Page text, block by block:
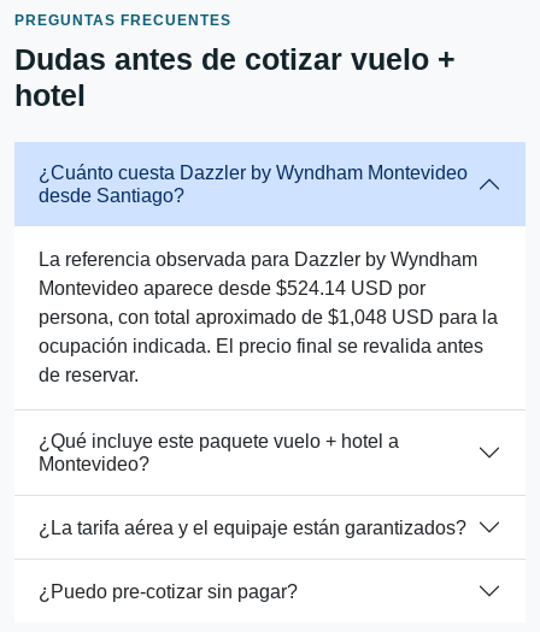
PREGUNTAS FRECUENTES
Dudas antes de cotizar vuelo +
hotel
¿Cuánto cuesta Dazzler by Wyndham Montevideo
desde Santiago?
La referencia observada para Dazzler by Wyndham
Montevideo aparece desde $524.14 USD por
persona, con total aproximado de $1,048 USD para la
ocupación indicada. El precio final se revalida antes
de reservar.
¿Qué incluye este paquete vuelo + hotel a
Montevideo?
¿La tarifa aérea y el equipaje están garantizados?
¿Puedo pre-cotizar sin pagar?